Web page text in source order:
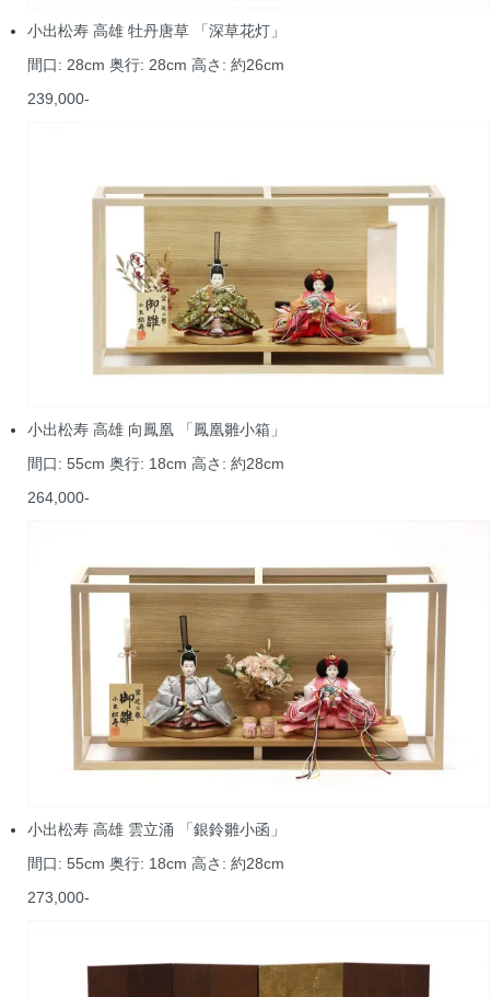
小出松寿 高雄 牡丹唐草 「深草花灯」
間口: 28cm 奥行: 28cm 高さ: 約26cm
239,000-
小出松寿 高雄 向鳳凰 「鳳凰雛小箱」
間口: 55cm 奥行: 18cm 高さ: 約28cm
264,000-
小出松寿 高雄 雲立涌 「銀鈴雛小函」
間口: 55cm 奥行: 18cm 高さ: 約28cm
273,000-